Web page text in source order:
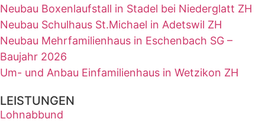
Neubau Boxenlaufstall in Stadel bei Niederglatt ZH
Neubau Schulhaus St.Michael in Adetswil ZH
Neubau Mehrfamilienhaus in Eschenbach SG –
Baujahr 2026
Um- und Anbau Einfamilienhaus in Wetzikon ZH
LEISTUNGEN
Lohnabbund